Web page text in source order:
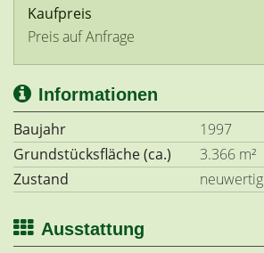
Kaufpreis
Preis auf Anfrage
Informationen
Baujahr
1997
Grundstücksfläche (ca.)
3.366 m²
Zustand
neuwertig
Ausstattung